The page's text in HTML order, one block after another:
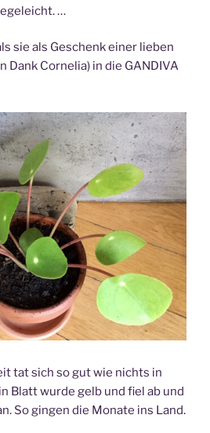
…
sie als Geschenk einer lieben
Dank Cornelia) in die GANDIVA
tat sich so gut wie nichts in
Blatt wurde gelb und fiel ab und
So gingen die Monate ins Land.